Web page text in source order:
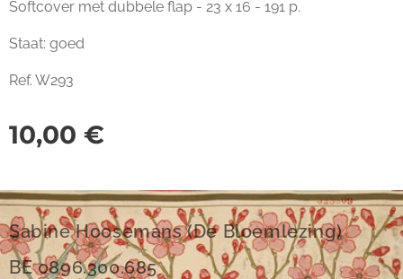
Softcover met dubbele flap - 23 x 16 - 191 p.
Staat: goed
Ref. W293
10,00 €
Sabine Hoosemans (De Bloemlezing)
BE 0896.300.685